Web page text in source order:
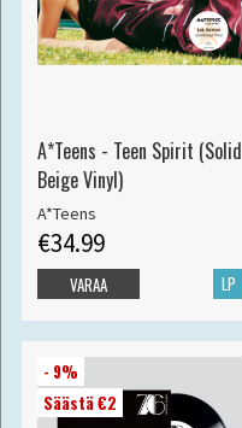
A*Teens - Teen Spirit (Solid
Beige Vinyl)
A*Teens
€34.99
LP
VARAA
- 9%
Säästä €2